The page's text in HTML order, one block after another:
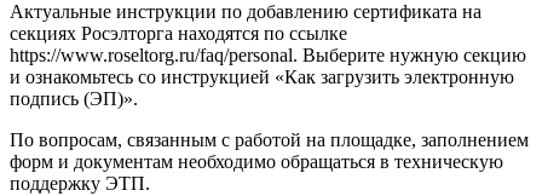
Актуальные инструкции по добавлению сертификата на
секциях Росэлторга находятся по ссылке
https://www.roseltorg.ru/faq/personal. Выберите нужную секцию
и ознакомьтесь со инструкцией «Как загрузить электронную
подпись (ЭП)».
По вопросам, связанным с работой на площадке, заполнением
форм и документам необходимо обращаться в техническую
поддержку ЭТП.